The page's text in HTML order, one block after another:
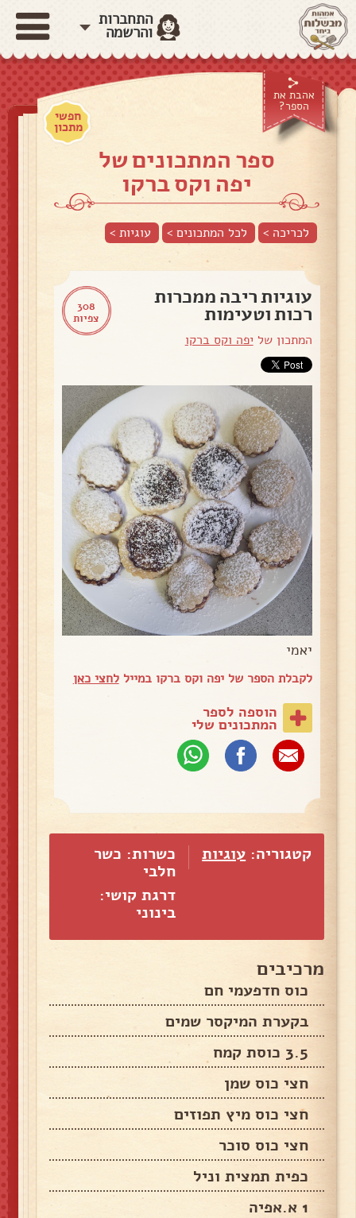
התחברות
והרשמה
אהבת את
הספר?
חפשי
מתכון
ספר המתכונים של
יפה וקס ברקו
לכריכה > לכל המתכונים > עוגיות>
308
צפיות
עוגיות ריבה ממכרות
רכות וטעימות
המתכון של יפה וקס ברקו
יאמי
לקבלת הספר של יפה וקס ברקו במייללחצי כאן
הוספה לספר
המתכונים שלי
קטגוריה: עוגיות
כשרות: כשר
חלבי
דרגת קושי:
בינוני
מרכיבים
כוס חדפעמי חם
בקערת המיקסר שמים
3.5 כוסת קמח
חצי כוס שמן
חצי כוס מיץ תפוזים
חצי כוס סוכר
כפית תמצית וניל
1 א.אפיה